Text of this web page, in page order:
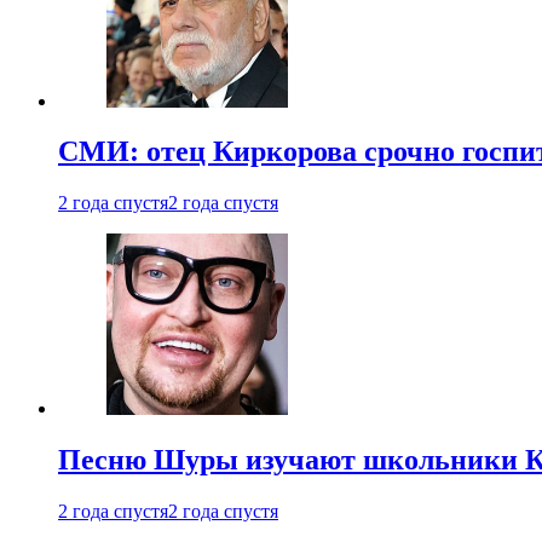
СМИ: отец Киркорова срочно
2 года спустя2 года спустя
Песню Шуры изучают школьники
2 года спустя2 года спустя